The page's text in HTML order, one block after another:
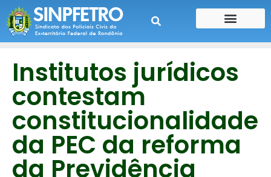
Institutos jurídicos
contestam
constitucionalidade
da PEC da reforma
da Previdência